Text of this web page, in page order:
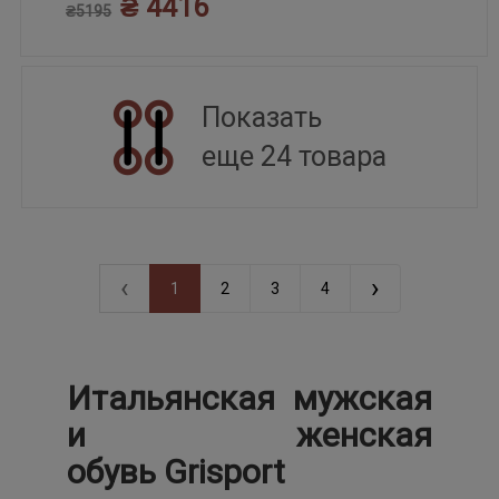
₴5195 ₴ 4416
Показать
еще 24 товара
‹ 1 2 3 4 ›
Итальянская мужская
и женская
обувь Grisport